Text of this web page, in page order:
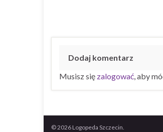
Dodaj komentarz
Musisz się zalogować, aby
© 2026 Logopeda Szczecin.